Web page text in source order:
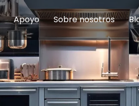
Equipos de Concesión
Equipo de preparación de alimentosEquipo de panadería
Comedor
Restaurante
Apoyo
Servicio
Sobre nosotros
Introducción de la